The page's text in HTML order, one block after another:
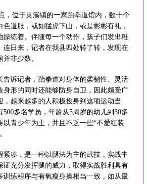
，位于灵溪镇的一家跆拳道馆内，数十个
色道服，或如猛虎下山，或是彬彬有礼，
操练着。伴随每一个动作，孩子们发出稚
连日来，记者在我县四处转了转，发现在
非少数。
告诉记者，跆拳道对身体的柔韧性、灵活
身形的同时还能够防身自卫，因此颇受广
，越来越多的人积极投身到这项运动当
500多名学员，年龄从5周岁的幼儿到30多
以青少年为主，并且不乏一些“不爱红装
紧凑，是一种以腿法为主的武技，实战中
证充分发挥腿的威力，取得实战胜利具有
训练程序与有氧瘦身操相当一致，如从最